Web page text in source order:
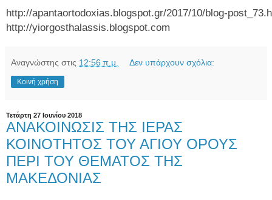
http://apantaortodoxias.blogspot.gr/2017/10/blog-
http://yiorgosthalassis.blogspot.com
Αναγνώστης στις 12:56 π.μ. Δεν υπάρχουν σχόλια:
Κοινή χρήση
Τετάρτη 27 Ιουνίου 2018
ΑΝΑΚΟΙΝΩΣΙΣ ΤΗΣ ΙΕΡΑΣ
ΚΟΙΝΟΤΗΤΟΣ ΤΟΥ ΑΓΙΟΥ ΟΡΟΥΣ
ΠΕΡΙ ΤΟΥ ΘΕΜΑΤΟΣ ΤΗΣ
ΜΑΚΕΔΟΝΙΑΣ